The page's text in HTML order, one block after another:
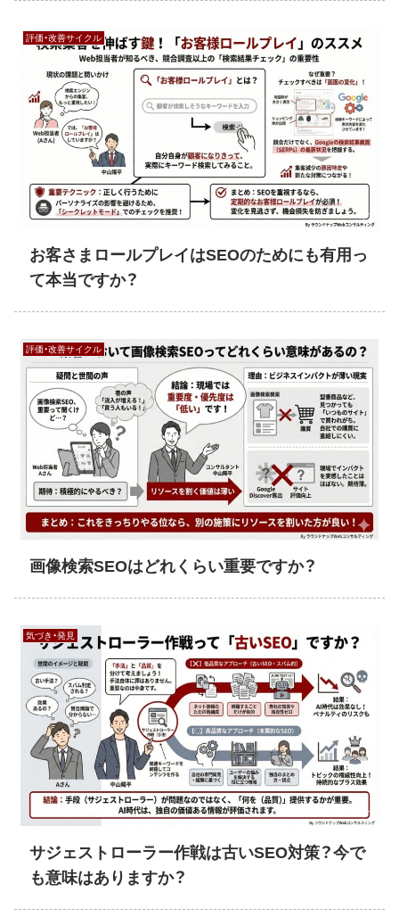
評価・改善サイクル
お客さまロールプレイはSEOのためにも有用っ
て本当ですか？
評価・改善サイクル
画像検索SEOはどれくらい重要ですか？
気づき・発見
サジェストローラー作戦は古いSEO対策？今で
も意味はありますか？